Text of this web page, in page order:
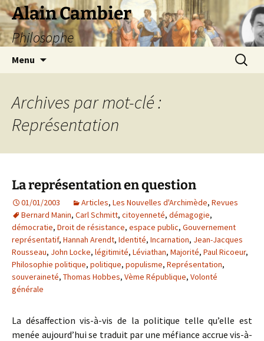
Aller
au
contenu
Alain Cambier
Philosophe
Menu
Archives par mot-clé :
Représentation
La représentation en question
01/01/2003 Articles, Les Nouvelles d'Archimède, Revues
Bernard Manin, Carl Schmitt, citoyenneté, démagogie,
démocratie, Droit de résistance, espace public, Gouvernement
représentatif, Hannah Arendt, Identité, Incarnation, Jean-Jacques
Rousseau, John Locke, légitimité, Léviathan, Majorité, Paul Ricoeur,
Philosophie politique, politique, populisme, Représentation,
souveraineté, Thomas Hobbes, Vème République, Volonté
générale
La désaffection vis-à-vis de la politique telle qu’elle est
menée aujourd’hui se traduit par une méfiance accrue vis-à-